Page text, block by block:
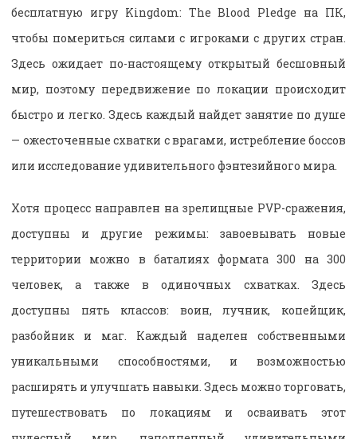
бесплатную игру Kingdom: The Blood Pledge на ПК,
чтобы помериться силами с игроками с других стран.
Здесь ожидает по-настоящему открытый бесшовный
мир, поэтому передвижение по локации происходит
быстро и легко. Здесь каждый найдет занятие по душе
— ожесточенные схватки с врагами, истребление боссов
или исследование удивительного фэнтезийного мира.
Хотя процесс направлен на зрелищные PVP-сражения,
доступны и другие режимы: завоевывать новые
территории можно в баталиях формата 300 на 300
человек, а также в одиночных схватках. Здесь
доступны пять классов: воин, лучник, копейщик,
разбойник и маг. Каждый наделен собственными
уникальными способностями, и возможностью
расширять и улучшать навыки. Здесь можно торговать,
путешествовать по локациям и осваивать этот